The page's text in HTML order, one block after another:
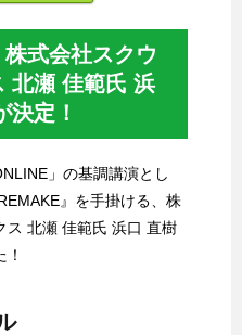
式会社スクウ
北瀬 佳範氏 浜
決定！
」の基調講演とし
』を手掛ける、株
ス 北瀬 佳範氏 浜口 直樹